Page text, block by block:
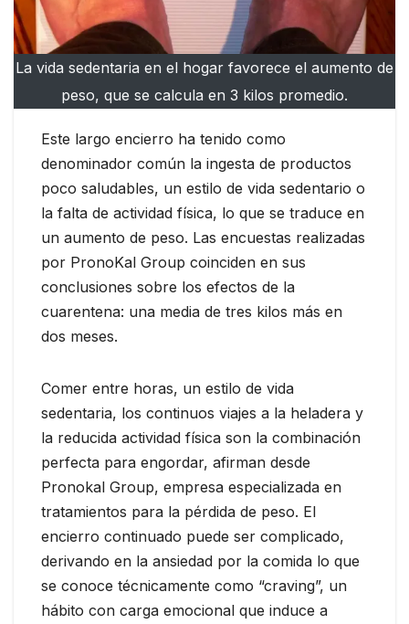
La vida sedentaria en el hogar favorece el aumento de
peso, que se calcula en 3 kilos promedio.
Este largo encierro ha tenido como
denominador común la ingesta de productos
poco saludables, un estilo de vida sedentario o
la falta de actividad física, lo que se traduce en
un aumento de peso. Las encuestas realizadas
por PronoKal Group coinciden en sus
conclusiones sobre los efectos de la
cuarentena: una media de tres kilos más en
dos meses.
Comer entre horas, un estilo de vida
sedentaria, los continuos viajes a la heladera y
la reducida actividad física son la combinación
perfecta para engordar, afirman desde
Pronokal Group, empresa especializada en
tratamientos para la pérdida de peso. El
encierro continuado puede ser complicado,
derivando en la ansiedad por la comida lo que
se conoce técnicamente como “craving”, un
hábito con carga emocional que induce a